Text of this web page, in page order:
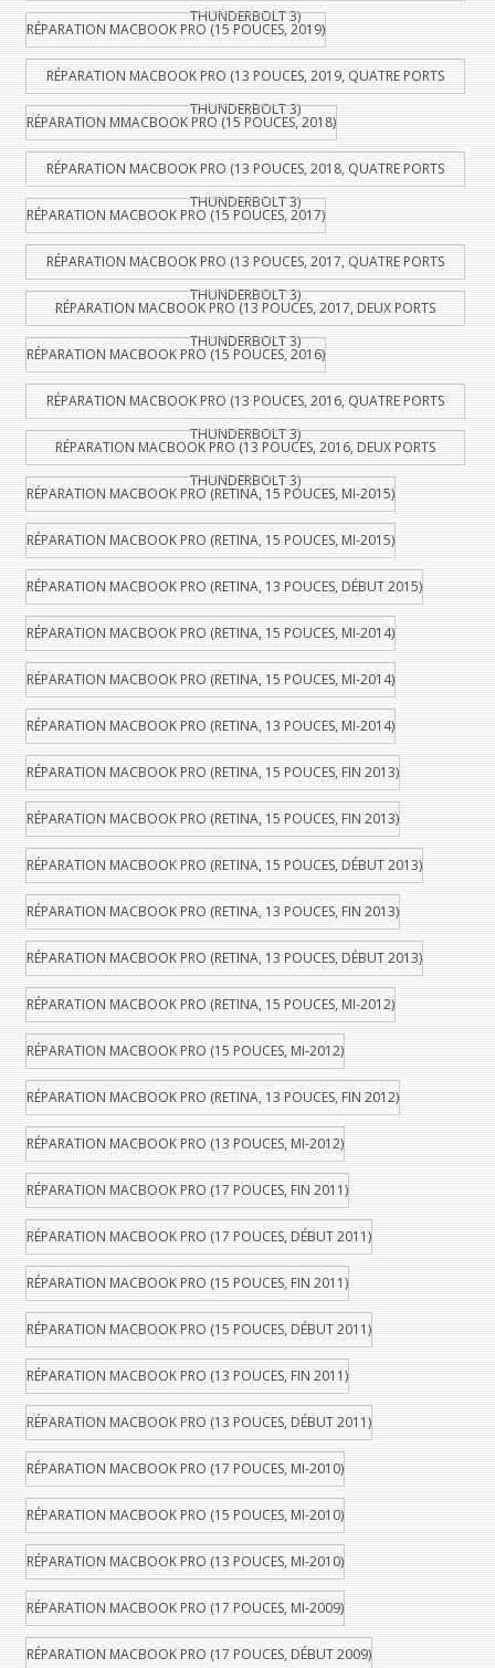
THUNDERBOLT 3)
RÉPARATION MACBOOK PRO (15 POUCES, 2019)
RÉPARATION MACBOOK PRO (13 POUCES, 2019, QUATRE PORTS
THUNDERBOLT 3)
RÉPARATION MMACBOOK PRO (15 POUCES, 2018)
RÉPARATION MACBOOK PRO (13 POUCES, 2018, QUATRE PORTS
THUNDERBOLT 3)
RÉPARATION MACBOOK PRO (15 POUCES, 2017)
RÉPARATION MACBOOK PRO (13 POUCES, 2017, QUATRE PORTS
THUNDERBOLT 3)
RÉPARATION MACBOOK PRO (13 POUCES, 2017, DEUX PORTS
THUNDERBOLT 3)
RÉPARATION MACBOOK PRO (15 POUCES, 2016)
RÉPARATION MACBOOK PRO (13 POUCES, 2016, QUATRE PORTS
THUNDERBOLT 3)
RÉPARATION MACBOOK PRO (13 POUCES, 2016, DEUX PORTS
THUNDERBOLT 3)
RÉPARATION MACBOOK PRO (RETINA, 15 POUCES, MI-2015)
RÉPARATION MACBOOK PRO (RETINA, 15 POUCES, MI-2015)
RÉPARATION MACBOOK PRO (RETINA, 13 POUCES, DÉBUT 2015)
RÉPARATION MACBOOK PRO (RETINA, 15 POUCES, MI-2014)
RÉPARATION MACBOOK PRO (RETINA, 15 POUCES, MI-2014)
RÉPARATION MACBOOK PRO (RETINA, 13 POUCES, MI-2014)
RÉPARATION MACBOOK PRO (RETINA, 15 POUCES, FIN 2013)
RÉPARATION MACBOOK PRO (RETINA, 15 POUCES, FIN 2013)
RÉPARATION MACBOOK PRO (RETINA, 15 POUCES, DÉBUT 2013)
RÉPARATION MACBOOK PRO (RETINA, 13 POUCES, FIN 2013)
RÉPARATION MACBOOK PRO (RETINA, 13 POUCES, DÉBUT 2013)
RÉPARATION MACBOOK PRO (RETINA, 15 POUCES, MI-2012)
RÉPARATION MACBOOK PRO (15 POUCES, MI-2012)
RÉPARATION MACBOOK PRO (RETINA, 13 POUCES, FIN 2012)
RÉPARATION MACBOOK PRO (13 POUCES, MI-2012)
RÉPARATION MACBOOK PRO (17 POUCES, FIN 2011)
RÉPARATION MACBOOK PRO (17 POUCES, DÉBUT 2011)
RÉPARATION MACBOOK PRO (15 POUCES, FIN 2011)
RÉPARATION MACBOOK PRO (15 POUCES, DÉBUT 2011)
RÉPARATION MACBOOK PRO (13 POUCES, FIN 2011)
RÉPARATION MACBOOK PRO (13 POUCES, DÉBUT 2011)
RÉPARATION MACBOOK PRO (17 POUCES, MI-2010)
RÉPARATION MACBOOK PRO (15 POUCES, MI-2010)
RÉPARATION MACBOOK PRO (13 POUCES, MI-2010)
RÉPARATION MACBOOK PRO (17 POUCES, MI-2009)
RÉPARATION MACBOOK PRO (17 POUCES, DÉBUT 2009)